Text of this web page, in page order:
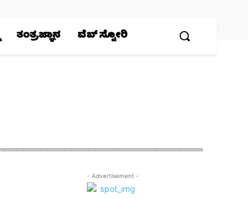
ತಂತ್ರಜ್ಞಾನ ವೆಬ್ ಸ್ಟೋರಿ
- Advertisement -